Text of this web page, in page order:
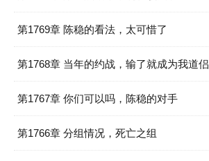
第1769章 陈稳的看法，太可惜了
第1768章 当年的约战，输了就成为我道侣
第1767章 你们可以吗，陈稳的对手
第1766章 分组情况，死亡之组